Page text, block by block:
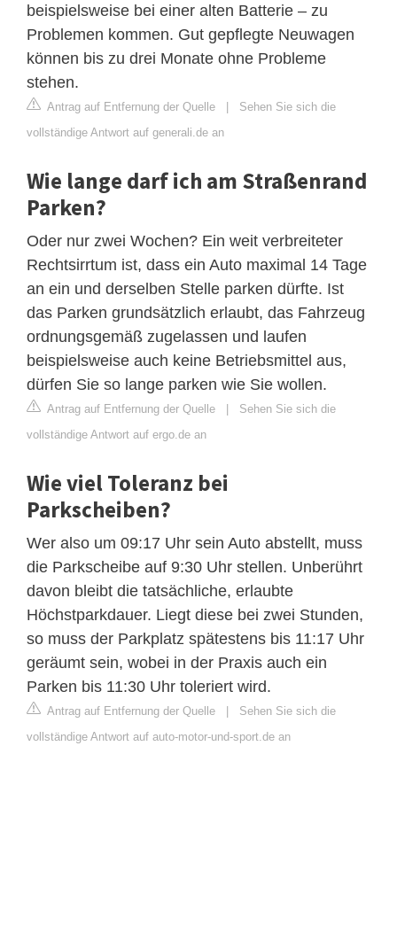
beispielsweise bei einer alten Batterie – zu
Problemen kommen. Gut gepflegte Neuwagen
können bis zu drei Monate ohne Probleme
stehen.
Antrag auf Entfernung der Quelle | Sehen Sie sich die
vollständige Antwort auf generali.de an
Wie lange darf ich am Straßenrand
Parken?
Oder nur zwei Wochen? Ein weit verbreiteter
Rechtsirrtum ist, dass ein Auto maximal 14 Tage
an ein und derselben Stelle parken dürfte. Ist
das Parken grundsätzlich erlaubt, das Fahrzeug
ordnungsgemäß zugelassen und laufen
beispielsweise auch keine Betriebsmittel aus,
dürfen Sie so lange parken wie Sie wollen.
Antrag auf Entfernung der Quelle | Sehen Sie sich die
vollständige Antwort auf ergo.de an
Wie viel Toleranz bei
Parkscheiben?
Wer also um 09:17 Uhr sein Auto abstellt, muss
die Parkscheibe auf 9:30 Uhr stellen. Unberührt
davon bleibt die tatsächliche, erlaubte
Höchstparkdauer. Liegt diese bei zwei Stunden,
so muss der Parkplatz spätestens bis 11:17 Uhr
geräumt sein, wobei in der Praxis auch ein
Parken bis 11:30 Uhr toleriert wird.
Antrag auf Entfernung der Quelle | Sehen Sie sich die
vollständige Antwort auf auto-motor-und-sport.de an